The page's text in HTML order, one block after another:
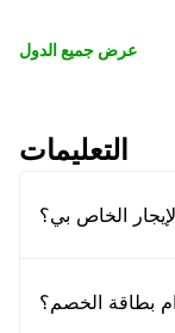
عرض جميع الدول
التعليمات
الخاص بي؟
بطاقة الخصم؟